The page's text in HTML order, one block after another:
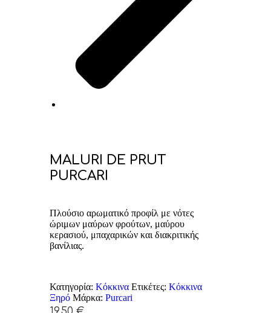
MALURI DE PRUT
PURCARI
Πλούσιο αρωματικό προφίλ με νότες
ώριμων μαύρων φρούτων, μαύρου
κερασιού, μπαχαρικών και διακριτικής
βανίλιας.
Κατηγορία: Κόκκινα Ετικέτες: Κόκκινα
Ξηρό Μάρκα: Purcari